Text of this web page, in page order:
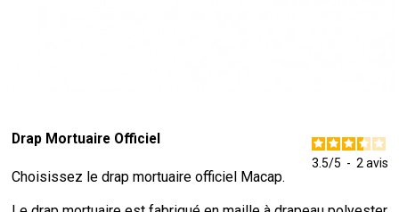
3.5/5 - 2 avis
Drap Mortuaire Officiel
Choisissez le drap mortuaire officiel Macap.